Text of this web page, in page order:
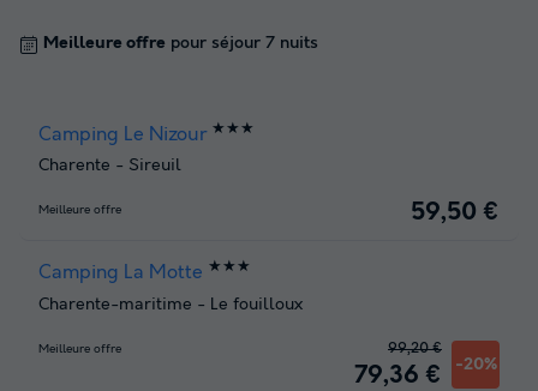
Meilleure offre pour séjour 7 nuits
Camping Le Nizour ★★★
Charente - Sireuil
Meilleure offre 59,50 €
Camping La Motte ★★★
Charente-maritime - Le fouilloux
Meilleure offre
79,36 € -20%
99,20 €